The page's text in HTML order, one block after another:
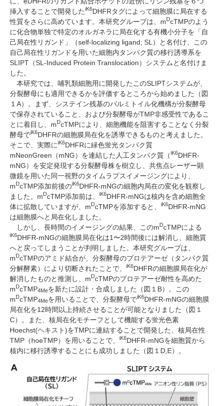
挿入することで開発したiK6DHFRタグによって細胞膜に局在する
性質をさらに高めています。本研究グループは、 m DcTMPのよう
に化合物単独で特定のオルガネラに局在化する有機小分子を「自
己局在性リガンド」（self-localizing ligand; SL ）と名付け、この
自己局在性リガンドを用いた細胞内タンパク質の移行誘導系を
SLIPT （SL-Induced Protein Translocation）システムと名付けま
した。
本研究では、哺乳類細胞用に開発したこのSLIPTシステムが、
分裂酵母にも適用できるかを評価するところから始めました（図
１ A）。まず、システイン残基のパルミトイル化機構が分裂酵母
で保存されていること、および分裂酵母がTMP非感受性であるこ
とに着目し、 m DcTMPにより、細胞機能を阻害することなく分裂
酵母でiK6DHFRの細胞膜局在化を誘導できるものと考えました。
そこで、実際にiK6DHFRに緑色蛍光タンパク質
mNeonGreen （mNG）を連結した人工タンパク質（iK6DHFR-
mNG）を安定発現する分裂酵母株を樹立し、共焦点レーザー顕
微鏡を用いた同一視野のタイムラプスイメージングにより、
m DcTMP添加前後のiK6DHFR-mNGの細胞内局在の変化を観察し
ました。 m DcTMP添加前は、 iK6DHFR-mNGは核内を含め細胞全
体に拡散していますが、 m DcTMPを添加すると、 iK6DHFR-mNG
は細胞膜へと局在化しました。
しかし、長時間のイメージングの結果、このm DcTMPによる
iK6DHFR-mNGの細胞膜局在化は1 〜2時間後には解消し、細胞質
へと戻ってしまうことが判明しました。本研究グループは、
m DcTMPのアミド結合が、分裂酵母のプロテアーゼ（タンパク質
分解酵素）により切断されたことで、
iK6DHFRの細胞膜局在化が
解消したものと推測し、 m DcTMPのプロテアーゼ耐性を高めた
m DcTMP4Meを新たに設計・合成しました（図１ B）。この
m DcTMP4Meを用いることで、分裂酵母でiK6DHFR-mNGの細胞膜
局在化を12時間以上持続させることが可能となりました（図１
C）。また、核局在化モチーフとして機能する蛍光色素
Hoechst(ヘキスト)をTMPに連結することで開発した、核局在性
TMP （hoeTMP）を用いることで、 iK6DHFR-mNGを細胞質から
核内に移行誘導することにも成功しました（図１ D,E）。